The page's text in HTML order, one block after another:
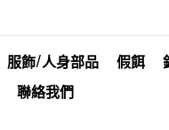
服飾/人身部品 假餌
聯絡我們